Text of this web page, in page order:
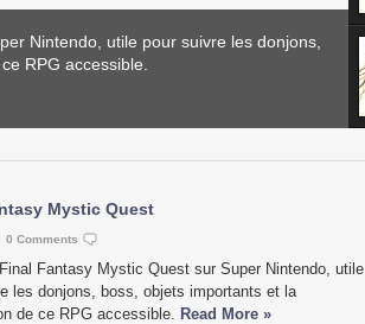
Nintendo, utile pour suivre les donjons,
RPG accessible.
Mystic Quest
0 Comments
Fantasy Mystic Quest sur Super Nintendo, utile
les donjons, boss, objets importants et la
de ce RPG accessible. Read More »